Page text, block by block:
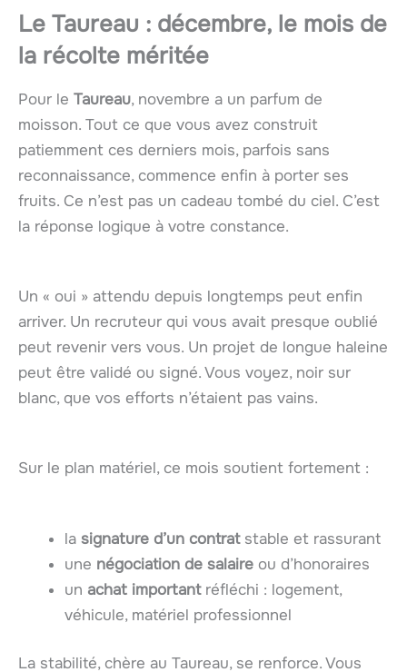
Le Taureau : décembre, le mois de
la récolte méritée
Pour le Taureau, novembre a un parfum de
moisson. Tout ce que vous avez construit
patiemment ces derniers mois, parfois sans
reconnaissance, commence enfin à porter ses
fruits. Ce n’est pas un cadeau tombé du ciel. C’est
la réponse logique à votre constance.
Un « oui » attendu depuis longtemps peut enfin
arriver. Un recruteur qui vous avait presque oublié
peut revenir vers vous. Un projet de longue haleine
peut être validé ou signé. Vous voyez, noir sur
blanc, que vos efforts n’étaient pas vains.
Sur le plan matériel, ce mois soutient fortement :
la signature d’un contratstable et rassurant
une négociation de salaire ou d’honoraires
un achat importantréfléchi : logement,
véhicule, matériel professionnel
La stabilité, chère au Taureau, se renforce. Vous